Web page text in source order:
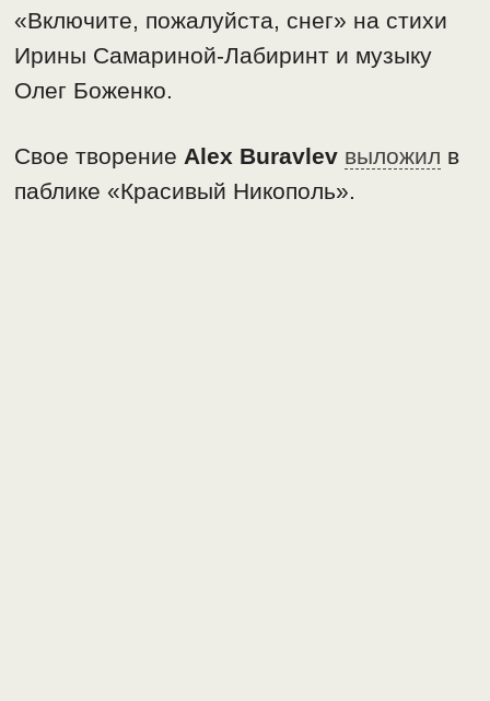
«Включите, пожалуйста, снег» на стихи
Ирины Самариной-Лабиринт и музыку
Олег Боженко.
Свое творение Alex Buravlev выложил в
паблике «Красивый Никополь».